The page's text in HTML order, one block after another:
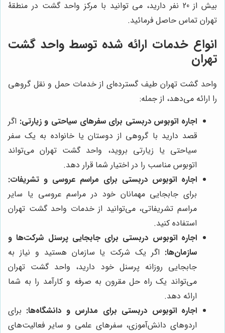
بیش از 20 نفر دارید، می توانید با مرکز واحد گشت در منطقۀ
تهران تماس حاصل فرمائید.
انواع خدمات ارائه شده توسط واحد گشت
تهران
واحد گشت تهران طیف گسترده‌ای از خدمات حمل و نقل گروهی
را ارائه می‌دهد، از جمله:
اجاره اتوبوس دربستی برای سفرهای سیاحتی و زیارتی: اگر
قصد دارید با گروهی از دوستان یا خانواده به یک سفر
سیاحتی یا زیارتی بروید، واحد گشت تهران می‌تواند
اتوبوس مناسب را در اختیار شما قرار دهد.
اجاره اتوبوس دربستی برای مراسم عروسی و تشریفات:
برای جابجایی مهمانان خود در مراسم عروسی یا سایر
مراسم تشریفاتی، می‌توانید از خدمات واحد گشت تهران
استفاده کنید.
اجاره اتوبوس دربستی برای جابجایی پرسنل شرکت‌ها و
سازمان‌ها: اگر یک شرکت یا سازمان هستید و نیاز به
جابجایی روزانه پرسنل خود دارید، واحد گشت تهران
می‌تواند یک راه حل مقرون به صرفه و کارآمد را به شما
ارائه دهد.
اجاره اتوبوس دربستی برای مدارس و دانشگاه‌ها: برای
اردوهای دانش‌آموزی، سفرهای علمی و سایر فعالیت‌های